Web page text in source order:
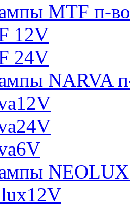
MTF п-
12V
24V
NARVA